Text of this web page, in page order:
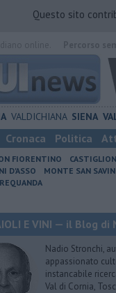
Questo sito
VALDICHIANA SIENA
Cronaca Politica
FIORENTINO
D'ASSO
MONTE SAN
E VINI — il Blog di
Nadio Stronchi,
appassionato
instancabile
Val di Cornia,